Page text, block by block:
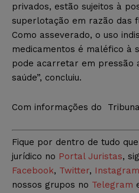
privados, estão sujeitos à
superlotação em razão das
Como asseverado, o uso
medicamentos é maléfico à
pode acarretar em pressão
saúde”, concluiu.
Com informações do
Fique por dentro de tudo
jurídico no Portal Juristas,
Facebook, Twitter, Instagram
nossos grupos no Telegram